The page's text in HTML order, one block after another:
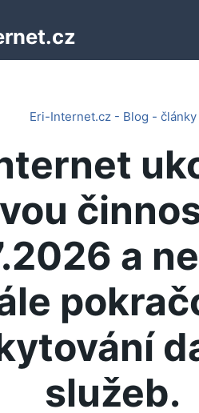
Eri-Internet.cz - Blog - články
a
služeb.